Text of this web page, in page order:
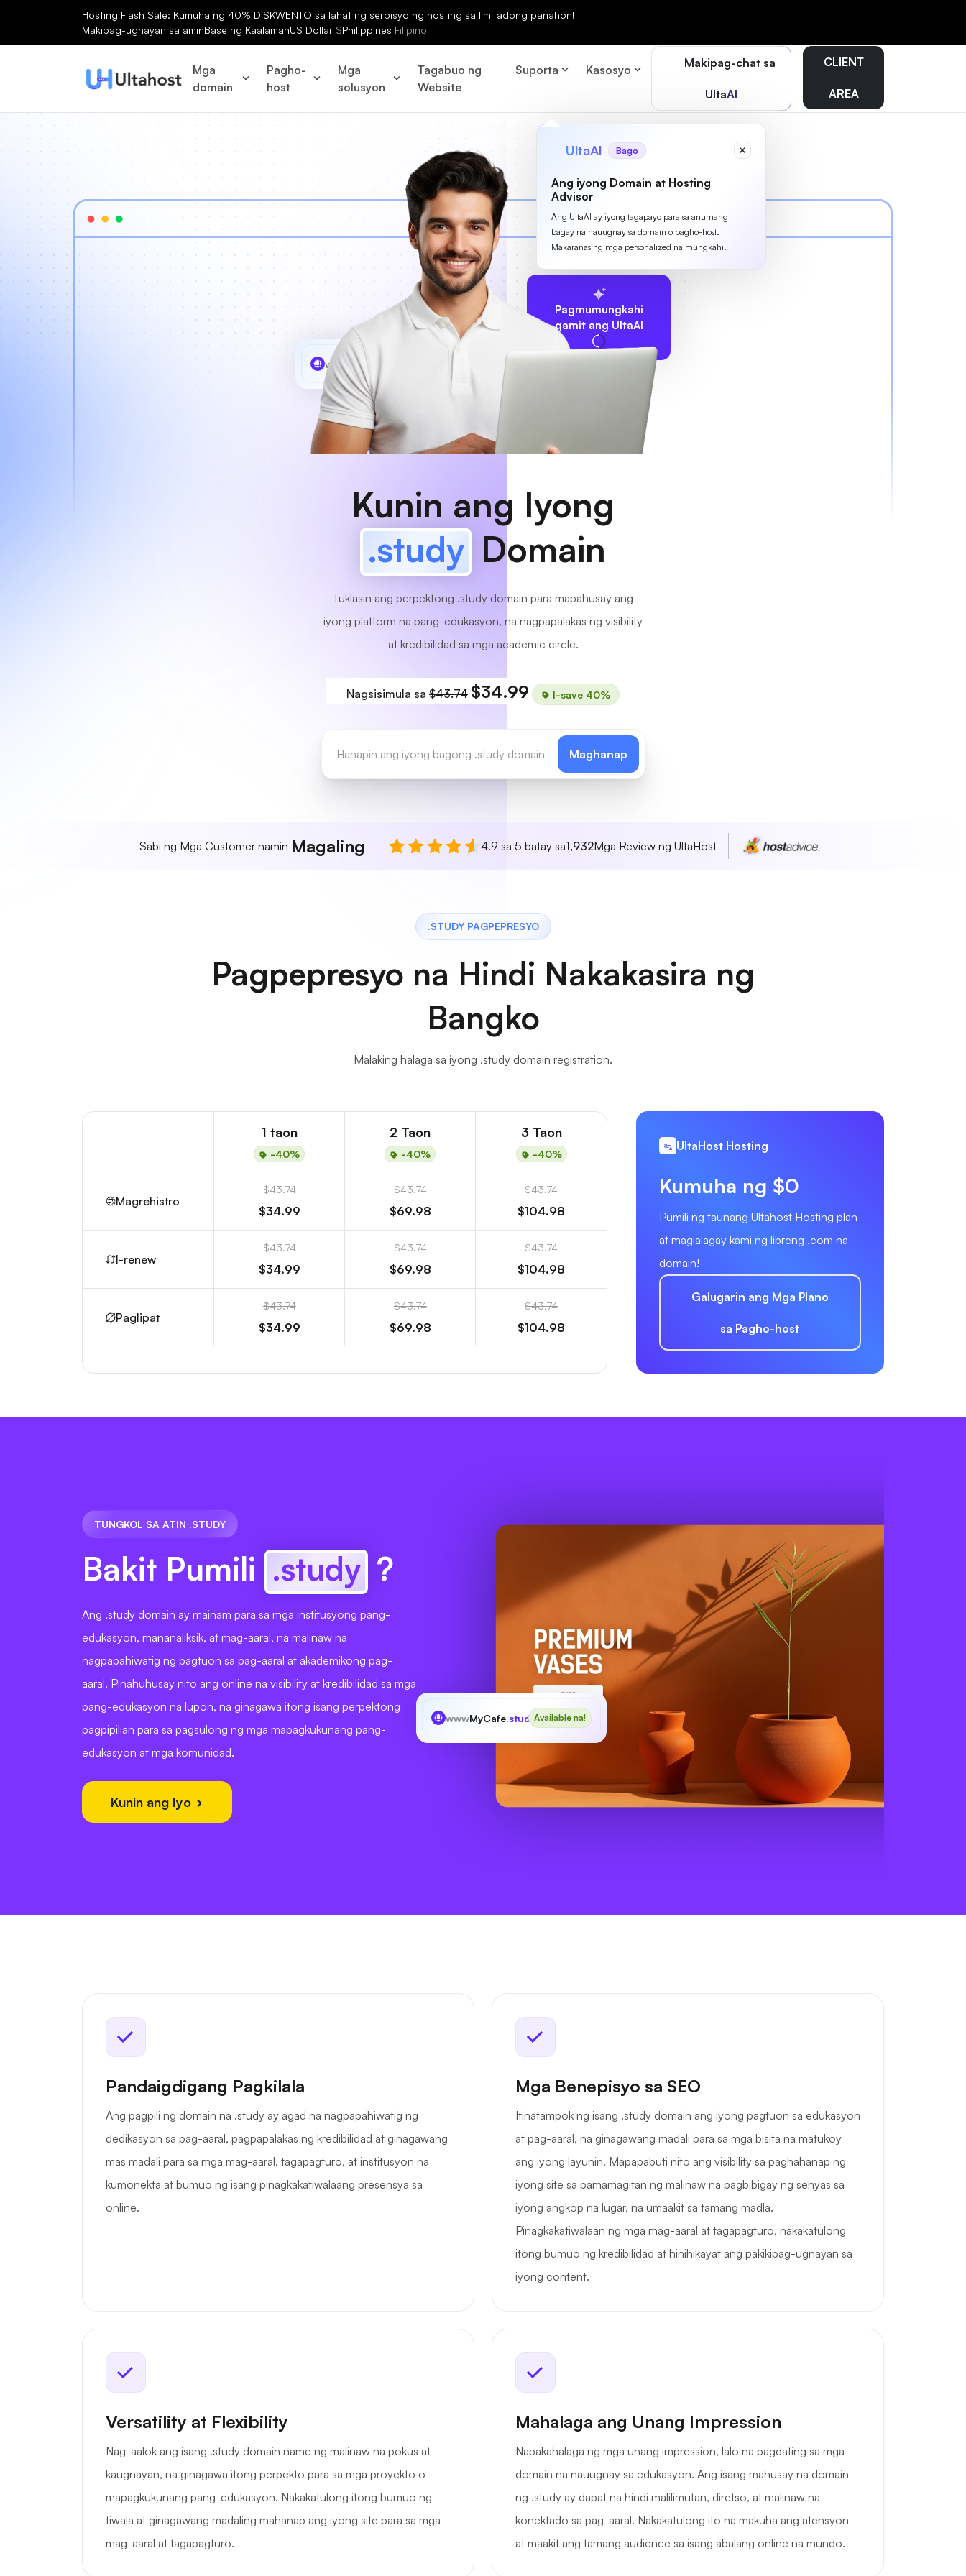
Hosting Flash Sale: Kumuha ng 40% DISKWENTO sa lahat ng serbisyo ng hosting sa limitadong panahon!
Makipag-ugnayan sa aminBase ng KaalamanUS Dollar $Philippines Filipino
Mga
domain
Pagho-
host
Mga
solusyon
Tagabuo ng
Website
Suporta Kasosyo Makipag-chat sa
UltaAI
UltaAI Bago
Ang iyong Domain at Hosting
Advisor
Ang UltaAI ay iyong tagapayo para sa anumang
bagay na nauugnay sa domain o pagho-host.
Makaranas ng mga personalized na mungkahi.
CLIENT
AREA
Pagmumungkahi
gamit ang UltaAI
www MyCafe
Kunin ang Iyong
.study Domain
Tuklasin ang perpektong .study domain para mapahusay ang
iyong platform na pang-edukasyon, na nagpapalakas ng visibility
at kredibilidad sa mga academic circle.
Nagsisimula sa $43.74 $34.99 I-save 40%
Maghanap
Sabi ng Mga Customer namin Magaling 4.9 sa 5 batay sa1,932Mga Review ng UltaHost
.STUDY PAGPEPRESYO
Pagpepresyo na Hindi Nakakasira ng
Bangko
Malaking halaga sa iyong .study domain registration.
1 taon
-40%
2 Taon
-40%
3 Taon
-40%
Magrehistro
$43.74
$34.99
$43.74
$69.98
$43.74
$104.98
I-renew
$43.74
$34.99
$43.74
$69.98
$43.74
$104.98
Paglipat
$43.74
$34.99
$43.74
$69.98
$43.74
$104.98
UltaHost Hosting
Kumuha ng $0
Pumili ng taunang Ultahost Hosting plan
at maglalagay kami ng libreng .com na
domain!
Galugarin ang Mga Plano
sa Pagho-host
TUNGKOL SA ATIN .STUDY
Bakit Pumili .study ?
Ang .study domain ay mainam para sa mga institusyong pang-
edukasyon, mananaliksik, at mag-aaral, na malinaw na
nagpapahiwatig ng pagtuon sa pag-aaral at akademikong pag-
aaral. Pinahuhusay nito ang online na visibility at kredibilidad sa mga
pang-edukasyon na lupon, na ginagawa itong isang perpektong
pagpipilian para sa pagsulong ng mga mapagkukunang pang-
edukasyon at mga komunidad.
Kunin ang Iyo
wwwMyCafe.studyAvailable na!
Pandaigdigang Pagkilala
Ang pagpili ng domain na .study ay agad na nagpapahiwatig ng
dedikasyon sa pag-aaral, pagpapalakas ng kredibilidad at ginagawang
mas madali para sa mga mag-aaral, tagapagturo, at institusyon na
kumonekta at bumuo ng isang pinagkakatiwalaang presensya sa
online.
Mga Benepisyo sa SEO
Itinatampok ng isang .study domain ang iyong pagtuon sa edukasyon
at pag-aaral, na ginagawang madali para sa mga bisita na matukoy
ang iyong layunin. Mapapabuti nito ang visibility sa paghahanap ng
iyong site sa pamamagitan ng malinaw na pagbibigay ng senyas sa
iyong angkop na lugar, na umaakit sa tamang madla.
Pinagkakatiwalaan ng mga mag-aaral at tagapagturo, nakakatulong
itong bumuo ng kredibilidad at hinihikayat ang pakikipag-ugnayan sa
iyong content.
Versatility at Flexibility
Nag-aalok ang isang .study domain name ng malinaw na pokus at
kaugnayan, na ginagawa itong perpekto para sa mga proyekto o
mapagkukunang pang-edukasyon. Nakakatulong itong bumuo ng
tiwala at ginagawang madaling mahanap ang iyong site para sa mga
mag-aaral at tagapagturo.
Mahalaga ang Unang Impression
Napakahalaga ng mga unang impression, lalo na pagdating sa mga
domain na nauugnay sa edukasyon. Ang isang mahusay na domain
ng .study ay dapat na hindi malilimutan, diretso, at malinaw na
konektado sa pag-aaral. Nakakatulong ito na makuha ang atensyon
at maakit ang tamang audience sa isang abalang online na mundo.